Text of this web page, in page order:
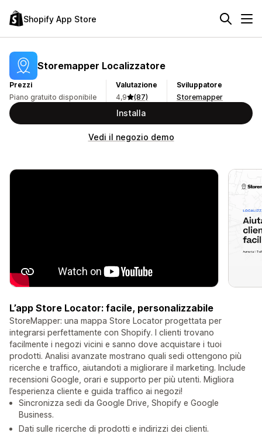
Shopify App Store
Storemapper Localizzatore
Prezzi
Piano gratuito disponibile
Valutazione
4,9
(87)
Sviluppatore
Storemapper
Installa
Vedi il negozio demo
L’app Store Locator: facile, personalizzabile
StoreMapper: una mappa Store Locator progettata per
integrarsi perfettamente con Shopify. I clienti trovano
facilmente i negozi vicini e sanno dove acquistare i tuoi
prodotti. Analisi avanzate mostrano quali sedi ottengono più
ricerche e traffico, aiutandoti a migliorare il marketing. Include
recensioni Google, orari e supporto per più utenti. Migliora
l’esperienza cliente e guida traffico ai negozi!
Sincronizza sedi da Google Drive, Shopify e Google
Business.
Dati sulle ricerche di prodotti e indirizzi dei clienti.